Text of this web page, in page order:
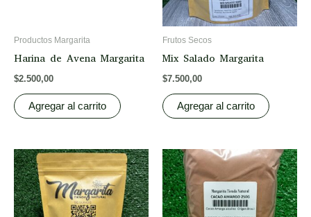
Productos Margarita
Harina de Avena Margarita
$2.500,00
Agregar al carrito
Frutos Secos
Mix Salado Margarita
$7.500,00
Agregar al carrito